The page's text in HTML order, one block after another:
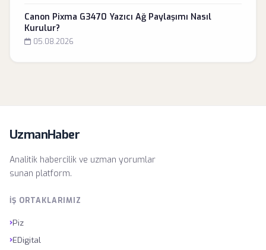
Canon Pixma G3470 Yazıcı Ağ Paylaşımı Nasıl
Kurulur?
05.08.2026
UzmanHaber
Analitik habercilik ve uzman yorumlar
sunan platform.
İŞ ORTAKLARIMIZ
›Piz
›EDigital